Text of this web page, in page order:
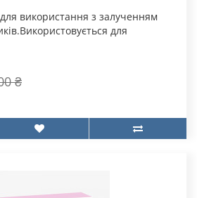
використання з залученням
для
₴